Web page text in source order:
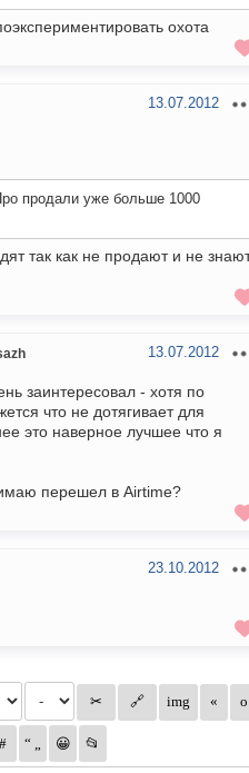
охота
13.07.2012
продали уже больше 1000
так как не продают и не
13.07.2012
заинтересовал - хотя по
что не дотягивает для
это наверное лучшее что я
перешел в Airtime?
23.10.2012